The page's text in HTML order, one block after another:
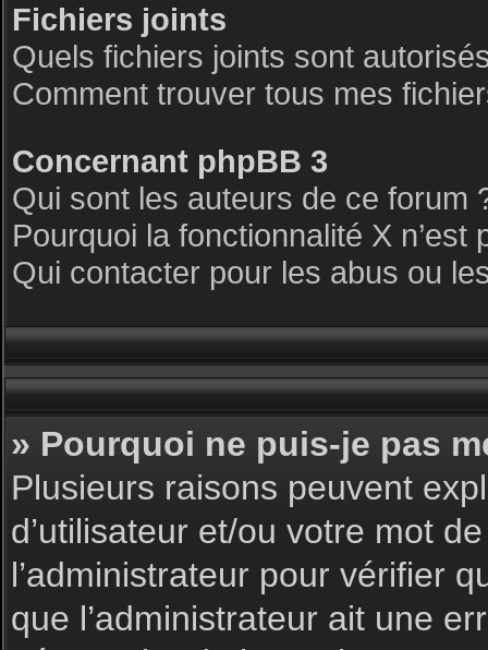
Fichiers joints
Quels fichiers joints sont
Comment trouver tous mes
Concernant phpBB 3
Qui sont les auteurs de ce forum
Pourquoi la fonctionnalité X n’est
Qui contacter pour les abus ou
» Pourquoi ne puis-je pas
Plusieurs raisons peuvent
d’utilisateur et/ou votre mot
l’administrateur pour vérifier
que l’administrateur ait une